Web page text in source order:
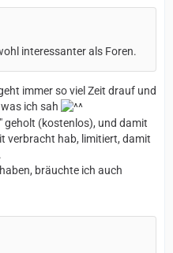
interessanter als Foren.
immer so viel Zeit drauf und
ich sah
geholt (kostenlos), und damit
verbracht hab, limitiert, damit
bräuchte ich auch